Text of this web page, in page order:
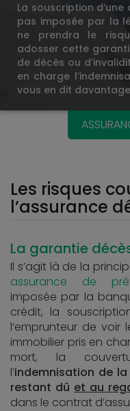
La souscription
pas imposée par la
ne prendra le
adosser cette
de décès ou
en charge
vous en dit
Les risques
l’assurance
La garantie
Il s’agit là de la
assurance de
imposée par la
crédit, la
l’emprunteur de
immobilier pris en
mort, la
l’indemnisation de
restant dû et au
dans le contrat